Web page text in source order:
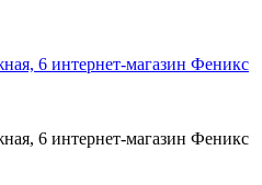
6 интернет-магазин Феникс
6 интернет-магазин Феникс